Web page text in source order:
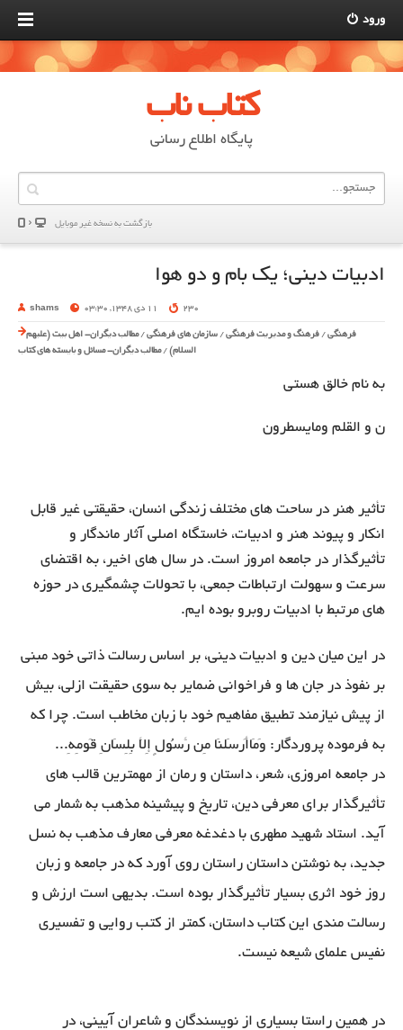
ورود
کتاب ناب
پایگاه اطلاع رسانی
بازگشت به نسخه غير موبایل
ادبیات دینی؛ یک بام و دو هوا
shams 11 دی 1348, 03:30 230
فرهنگی / فرهنگ و مدیریت فرهنگی / سازمان های فرهنگی /مطالب دیگران- اهل بیت (علیهم
السلام) /مطالب دیگران- مسائل و بایسته های کتاب
به نام خالق هستی
ن و القلم ومایسطرون
تأثیر هنر در ساحت های مختلف زندگی انسان، حقیقتی غیر قابل
انکار و پیوند هنر و ادبیات، خاستگاه اصلی آثار ماندگار و
تأثیرگذار در جامعه امروز است. در سال های اخیر، به اقتضای
سرعت و سهولت ارتباطات جمعی، با تحولات چشمگیری در حوزه
های مرتبط با ادبیات روبرو بوده ایم.
در این میان دین و ادبیات دینی، بر اساس رسالت ذاتی خود مبنی
بر نفوذ در جان ها و فراخوانی ضمایر به سوی حقیقت ازلی، بیش
از پیش نیازمند تطبیق مفاهیم خود با زبان مخاطب است. چرا که
به فرموده پروردگار: وَمَاأَرسَلنَا مِن رَّسُولٍ إِلَّا بِلِسَانِ قَومِهِ...
در جامعه امروزی، شعر، داستان و رمان از مهمترین قالب های
تأثیرگذار برای معرفی دین، تاریخ و پیشینه مذهب به شمار می
آید. استاد شهید مطهری با دغدغه معرفی معارف مذهب به نسل
جدید، به نوشتن داستان راستان روی آورد که در جامعه و زبان
روز خود اثری بسیار تأثیرگذار بوده است. بدیهی است ارزش و
رسالت مندی این کتاب داستان، کمتر از کتب روایی و تفسیری
نفیس علمای شیعه نیست.
در همین راستا بسیاری از نویسندگان و شاعران آیینی، در